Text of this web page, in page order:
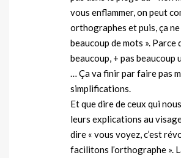
vous enflammer, on peut
orthographes et puis, ça
beaucoup de mots ». Parce
beaucoup, + pas beaucoup
… Ça va finir par faire pas
simplifications.
Et que dire de ceux qui
leurs explications au
dire « vous voyez, c’est
facilitons l’orthographe ».